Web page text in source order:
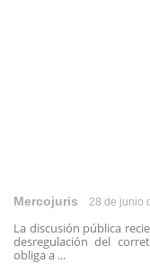
Mercojuris 28 de junio
La discusión pública
desregulación del
obliga a ...